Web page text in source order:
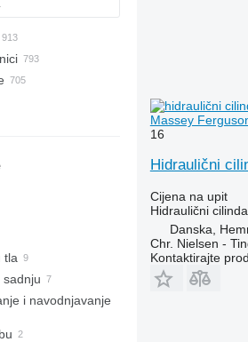
tla
sadnju
i navodnjavanje
Massey
16
Hidraulični
Cijena na upit
Hidraulični
Danska,
Chr. Nielsen -
Kontaktirajte